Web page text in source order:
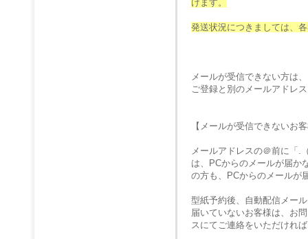
けます。
発送状況につきましては、
メールが受信できない方は、
ご登録と別のメールアドレ
【メールが受信できないお
メールアドレスの＠前に「.
は、PCからのメールが届か
の方も、PCからのメールが
型紙予約後、自動配信メー
届いていないお客様は、お
スにてご連絡をいただけれ